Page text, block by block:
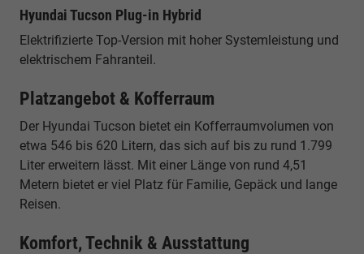
Hyundai Tucson Plug-in Hybrid
Elektrifizierte Top-Version mit hoher Systemleistung und
elektrischem Fahranteil.
Platzangebot & Kofferraum
Der Hyundai Tucson bietet ein Kofferraumvolumen von
etwa 546 bis 620 Litern, das sich auf bis zu rund 1.799
Liter erweitern lässt. Mit einer Länge von rund 4,51
Metern bietet er viel Platz für Familie, Gepäck und lange
Reisen.
Komfort, Technik & Ausstattung